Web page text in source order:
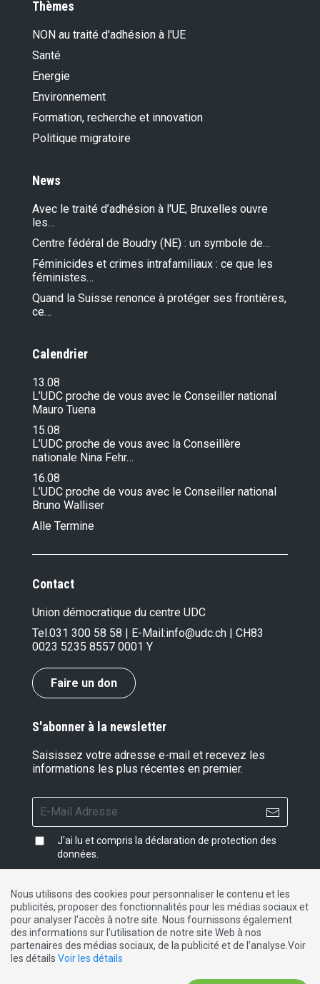
Thèmes
NON au traité d'adhésion à l'UE
Santé
Energie
Environnement
Formation, recherche et innovation
Politique migratoire
News
Avec le traité d’adhésion à l'UE, Bruxelles ouvre
les…
Centre fédéral de Boudry (NE) : un symbole de…
Féminicides et crimes intrafamiliaux : ce que les
féministes…
Quand la Suisse renonce à protéger ses frontières,
ce…
Calendrier
13.08
L’UDC proche de vous avec le Conseiller national
Mauro Tuena
15.08
L’UDC proche de vous avec la Conseillère
nationale Nina Fehr…
16.08
L’UDC proche de vous avec le Conseiller national
Bruno Walliser
Alle Termine
Contact
Union démocratique du centre UDC
Tel.031 300 58 58 | E-Mail:info@udc.ch | CH83
0023 5235 8557 0001 Y
Faire un don
S'abonner à la newsletter
Saisissez votre adresse e-mail et recevez les
informations les plus récentes en premier.
J'ai lu et compris ladéclaration de protection des
données.
Impressum| Protection des données|Contact
DE FR IT
Nous utilisons des cookies pour personnaliser le contenu et les
publicités, proposer des fonctionnalités pour les médias sociaux et
pour analyser l'accès à notre site. Nous fournissons également
des informations sur l'utilisation de notre site Web à nos
partenaires des médias sociaux, de la publicité et de l’analyse.Voir
les détails Voir les détails